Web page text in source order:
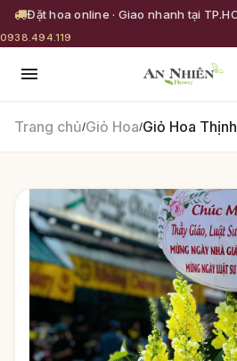
Đặt hoa online · Giao nhanh tại
0938.494.119
Trang chủ/Giỏ Hoa/Giỏ Hoa